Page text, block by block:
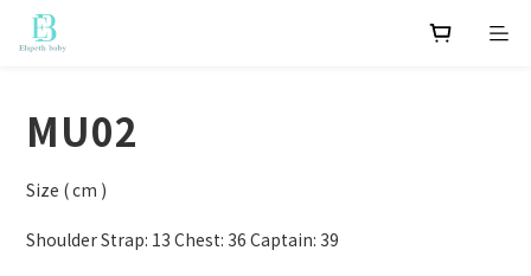
MU02
Size ( cm )
Shoulder Strap: 13 Chest: 36 Captain: 39